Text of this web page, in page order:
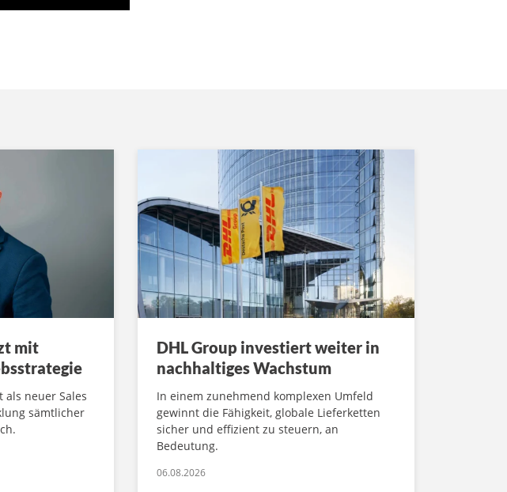
mit
als neuer Sales
sämtlicher
DHL Group investiert weiter in
nachhaltiges Wachstum
In einem zunehmend komplexen Umfeld
gewinnt die Fähigkeit, globale Lieferketten
sicher und effizient zu steuern, an
Bedeutung.
06.08.2026